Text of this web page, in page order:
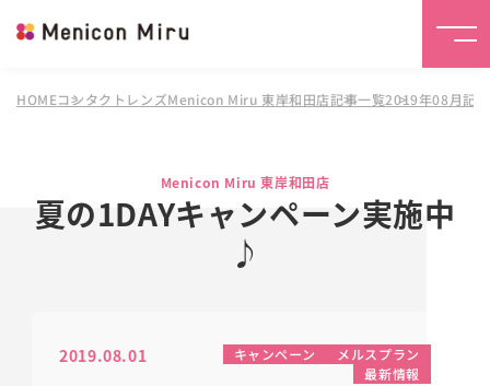
HOMEコンタクトレンズMenicon Miru 東岸和田店記事一覧2019年08月記
Menicon Miru 東岸和田店
夏の1DAYキャンペーン実施中
♪
2019.08.01 キャンペーン
メルスプラン
最新情報